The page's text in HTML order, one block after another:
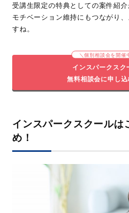
受講生限定の特典としての案件紹
モチベーション維持にもつながり
すね。
＼個別相談会を開催
インスパークスク
無料相談会に申し
インスパークスクールは
め！